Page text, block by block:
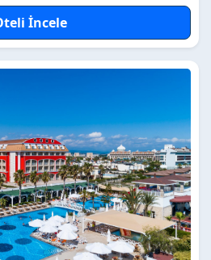
İncele